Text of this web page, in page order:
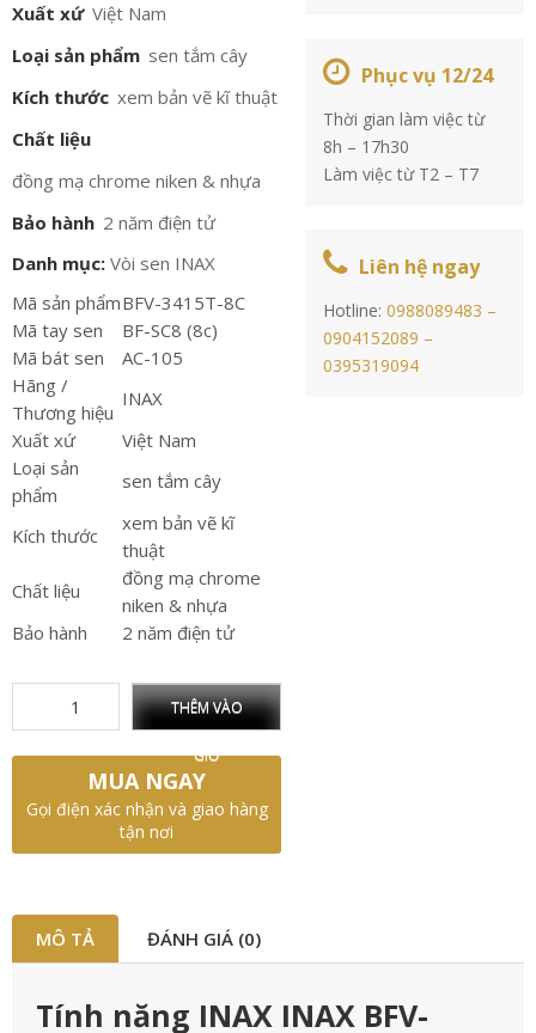
Xuất xứ Việt Nam
Loại sản phẩm sen tắm cây
Kích thước xem bản vẽ kĩ thuật
Chất liệu
đồng mạ chrome niken & nhựa
Bảo hành 2 năm điện tử
Danh mục: Vòi sen INAX
Mã sản phẩmBFV-3415T-8C
Mã tay sen
BF-SC8 (8c)
Mã bát sen
AC-105
Hãng /
Thương hiệu
INAX
Xuất xứ
Việt Nam
Loại sản
phẩm
sen tắm cây
Kích thước
xem bản vẽ kĩ
thuật
Chất liệu
đồng mạ chrome
niken & nhựa
Bảo hành
2 năm điện tử
THÊM VÀO
GIỎ
MUA NGAY
Gọi điện xác nhận và giao hàng
tận nơi
Phục vụ 12/24
Thời gian làm việc từ
8h – 17h30
Làm việc từ T2 – T7
Liên hệ ngay
Hotline:0988089483 –
0904152089 –
0395319094
MÔ TẢ ĐÁNH GIÁ (0)
Tính năng INAX INAX BFV-